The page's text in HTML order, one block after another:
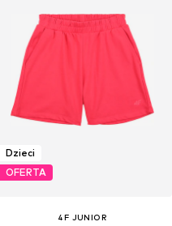
Dzieci
OFERTA
4F JUNIOR